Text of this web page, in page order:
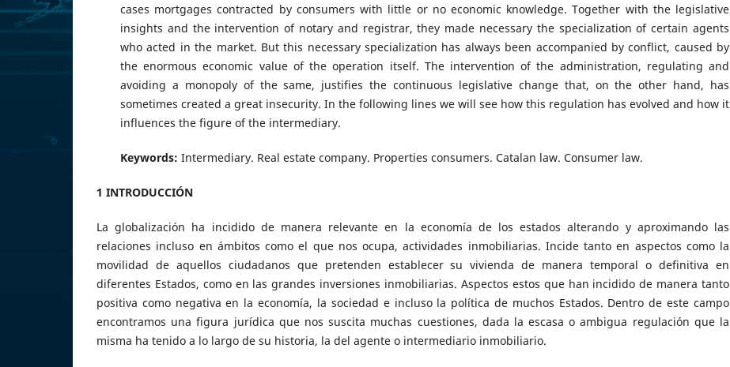
cases mortgages contracted by consumers with little or no economic knowledge. Together with the legislative
insights and the intervention of notary and registrar, they made necessary the specialization of certain agents
who acted in the market. But this necessary specialization has always been accompanied by conflict, caused by
the enormous economic value of the operation itself. The intervention of the administration, regulating and
avoiding a monopoly of the same, justifies the continuous legislative change that, on the other hand, has
sometimes created a great insecurity. In the following lines we will see how this regulation has evolved and how it
influences the figure of the intermediary.
Keywords: Intermediary. Real estate company. Properties consumers. Catalan law. Consumer law.
1 INTRODUCCIÓN
La globalización ha incidido de manera relevante en la economía de los estados alterando y aproximando las
relaciones incluso en ámbitos como el que nos ocupa, actividades inmobiliarias. Incide tanto en aspectos como la
movilidad de aquellos ciudadanos que pretenden establecer su vivienda de manera temporal o definitiva en
diferentes Estados, como en las grandes inversiones inmobiliarias. Aspectos estos que han incidido de manera tanto
positiva como negativa en la economía, la sociedad e incluso la política de muchos Estados. Dentro de este campo
encontramos una figura jurídica que nos suscita muchas cuestiones, dada la escasa o ambigua regulación que la
misma ha tenido a lo largo de su historia, la del agente o intermediario inmobiliario.